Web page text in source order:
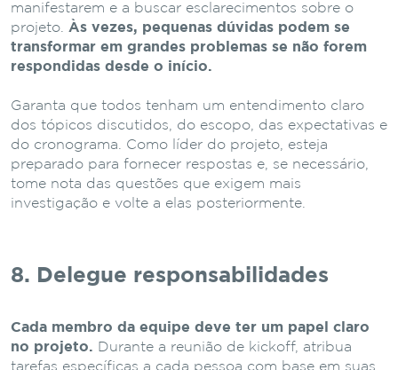
manifestarem e a buscar esclarecimentos sobre o
projeto.
Às vezes, pequenas dúvidas podem se
transformar em grandes problemas se não forem
respondidas desde o início.
Garanta que todos tenham um entendimento claro
dos tópicos discutidos, do escopo, das expectativas e
do cronograma. Como líder do projeto, esteja
preparado para fornecer respostas e, se necessário,
tome nota das questões que exigem mais
investigação e volte a elas posteriormente.
8. Delegue responsabilidades
Cada membro da equipe deve ter um papel claro
no projeto. Durante a reunião de kickoff, atribua
tarefas específicas a cada pessoa com base em suas